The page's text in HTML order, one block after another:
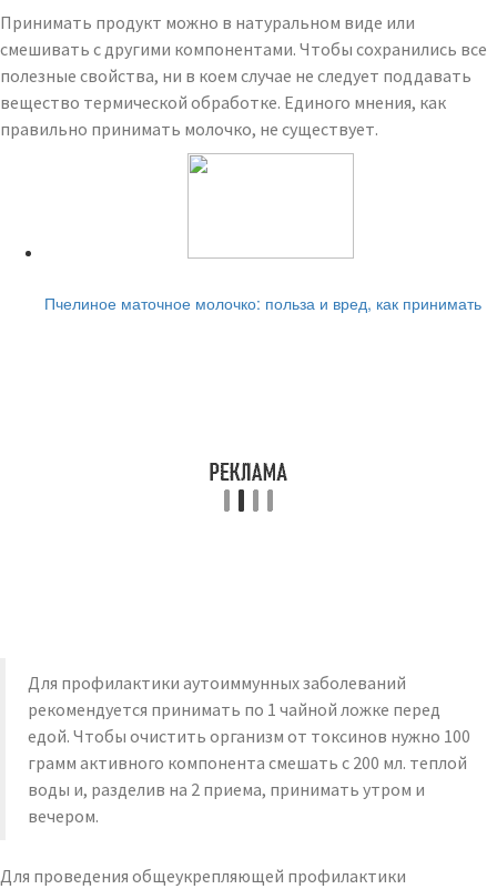
Принимать продукт можно в натуральном виде или
смешивать с другими компонентами. Чтобы сохранились все
полезные свойства, ни в коем случае не следует поддавать
вещество термической обработке. Единого мнения, как
правильно принимать молочко, не существует.
Пчелиное маточное молочко: польза и вред, как принимать
Для профилактики аутоиммунных заболеваний
рекомендуется принимать по 1 чайной ложке перед
едой. Чтобы очистить организм от токсинов нужно 100
грамм активного компонента смешать с 200 мл. теплой
воды и, разделив на 2 приема, принимать утром и
вечером.
Для проведения общеукрепляющей профилактики